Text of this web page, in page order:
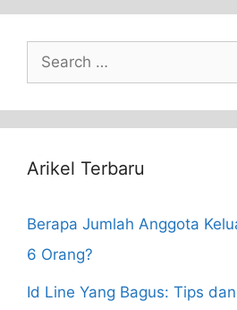
Search
for:
Arikel Terbaru
Berapa Jumlah Anggota
6 Orang?
Id Line Yang Bagus: Tips